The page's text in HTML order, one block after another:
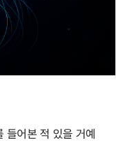
들어본 적 있을 거예